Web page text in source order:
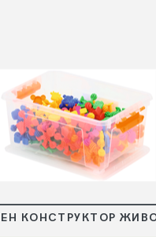
КОНСТРУКТОР